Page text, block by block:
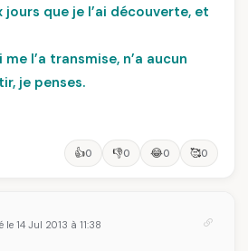
que je l’ai découverte, et
l’a transmise, n’a aucun
je penses.
👍0 👎0 😂0 🥰0
le 14 Jul 2013 à 11:38